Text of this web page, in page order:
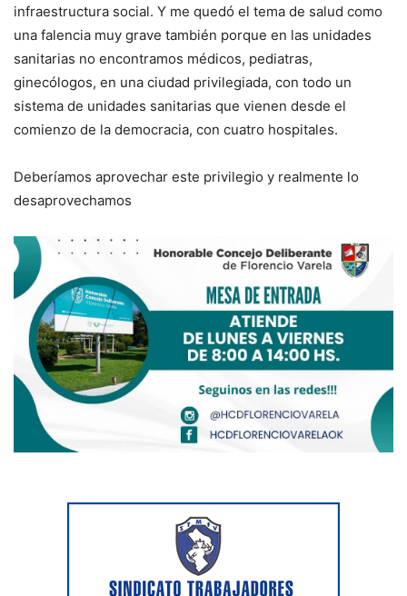
infraestructura social. Y me quedó el tema de salud como
una falencia muy grave también porque en las unidades
sanitarias no encontramos médicos, pediatras,
ginecólogos, en una ciudad privilegiada, con todo un
sistema de unidades sanitarias que vienen desde el
comienzo de la democracia, con cuatro hospitales.
Deberíamos aprovechar este privilegio y realmente lo
desaprovechamos